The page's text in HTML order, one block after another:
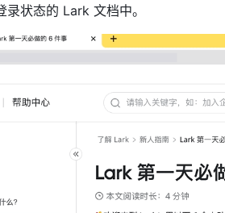
录状态的 Lark 文档中。